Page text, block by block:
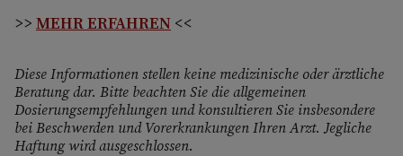
>> MEHR ERFAHREN <<
Diese Informationen stellen keine medizinische oder ärztliche
Beratung dar. Bitte beachten Sie die allgemeinen
Dosierungsempfehlungen und konsultieren Sie insbesondere
bei Beschwerden und Vorerkrankungen Ihren Arzt. Jegliche
Haftung wird ausgeschlossen.